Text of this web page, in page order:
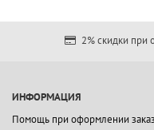
2% скидки при
ИНФОРМАЦИЯ
Помощь при оформлении